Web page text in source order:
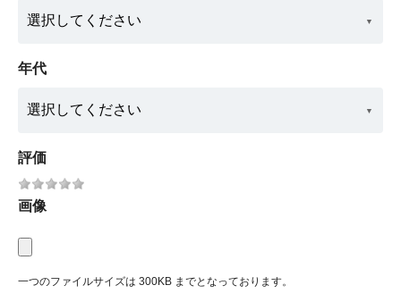
年代
評価
画像
一つのファイルサイズは 300KB までとなっております。